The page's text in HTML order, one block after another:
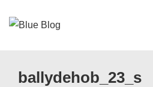
Zum
Navigation
ballydehob_23_s